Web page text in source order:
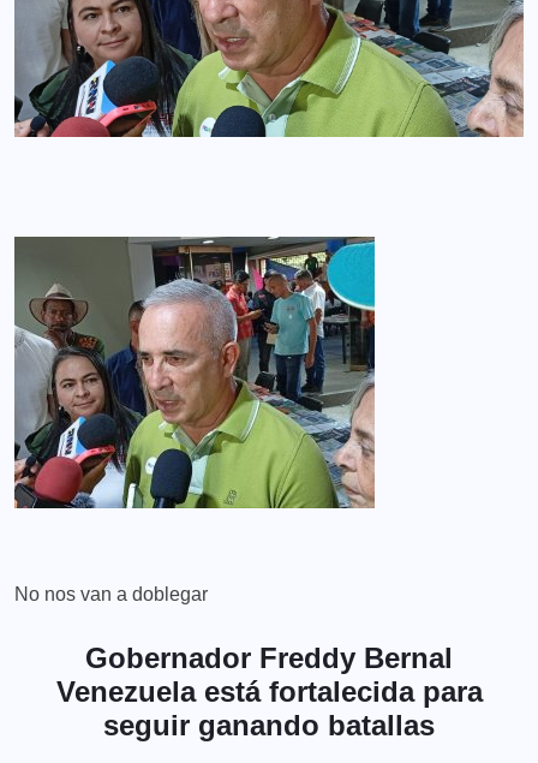
No nos van a doblegar
Gobernador Freddy Bernal
Venezuela está fortalecida para
seguir ganando batallas